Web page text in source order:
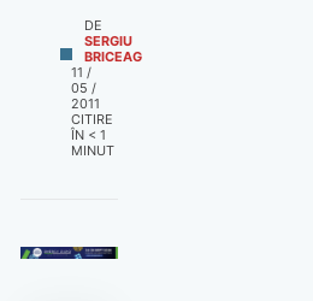
DE
SERGIU
BRICEAG
11 /
05 /
2011
CITIRE
ÎN < 1
MINUT